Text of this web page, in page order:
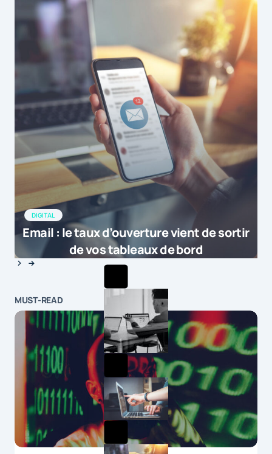
DIGITAL
Email : le taux d’ouverture vient de sortir
de vos tableaux de bord
MUST-READ